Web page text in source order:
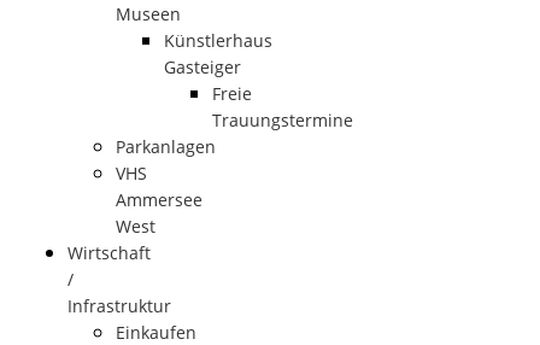
Museen
Künstlerhaus
Gasteiger
Freie
Trauungstermine
Parkanlagen
VHS
Ammersee
West
Wirtschaft
/
Infrastruktur
Einkaufen